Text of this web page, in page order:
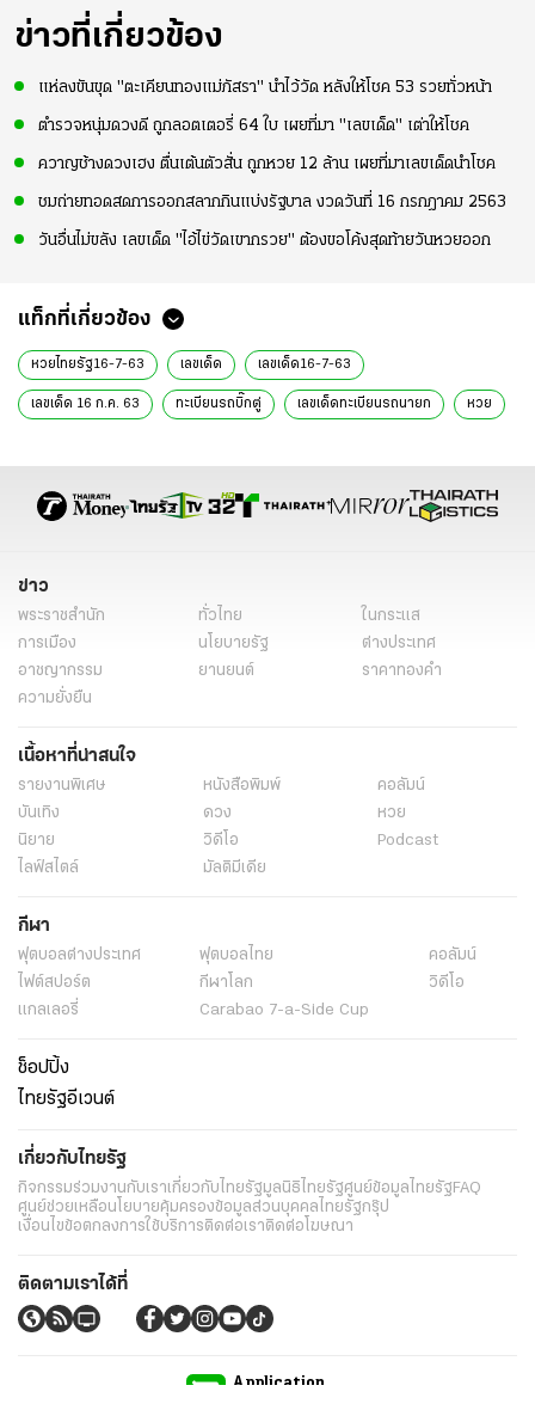
ข่าวที่เกี่ยวข้อง
แห่ลงขันขุด "ตะเคียนทองแม่ภัสรา" นำไว้วัด หลังให้โชค 53 รวยทั่วหน้า
ตำรวจหนุ่มดวงดี ถูกลอตเตอรี่ 64 ใบ เผยที่มา "เลขเด็ด" เต่าให้โชค
ควาญช้างดวงเฮง ตื่นเต้นตัวสั่น ถูกหวย 12 ล้าน เผยที่มาเลขเด็ดนำโชค
ชมถ่ายทอดสดการออกสลากกินแบ่งรัฐบาล งวดวันที่ 16 กรกฎาคม 2563
วันอื่นไม่ขลัง เลขเด็ด "ไอ้ไข่วัดเขากรวย" ต้องขอโค้งสุดท้ายวันหวยออก
แท็กที่เกี่ยวข้อง
หวยไทยรัฐ16-7-63 เลขเด็ด เลขเด็ด16-7-63
เลขเด็ด 16 ก.ค. 63 ทะเบียนรถบิ๊กตู่ เลขเด็ดทะเบียนรถนายก หวย
ข่าว
พระราชสำนัก ทั่วไทย
ในกระแส
การเมือง
นโยบายรัฐ
ต่างประเทศ
อาชญากรรม
ยานยนต์
ราคาทองคำ
ความยั่งยืน
เนื้อหาที่น่าสนใจ
รายงานพิเศษ หนังสือพิมพ์
คอลัมน์
บันเทิง
ดวง
หวย
นิยาย
วิดีโอ
Podcast
ไลฟ์สไตล์
มัลติมีเดีย
กีฬา
ฟุตบอลต่่างประเทศ ฟุตบอลไทย
คอลัมน์
ไฟต์สปอร์ต
กีฬาโลก
วิดีโอ
แกลเลอรี่
Carabao 7-a-Side Cup
ช็อปปิ้ง
ไทยรัฐอีเวนต์
เกี่ยวกับไทยรัฐ
กิจกรรมร่วมงานกับเราเกี่ยวกับไทยรัฐมูลนิธิไทยรัฐศูนย์ข้อมูลไทยรัฐFAQ
ศูนย์ช่วยเหลือนโยบายคุ้มครองข้อมูลส่วนบุคคลไทยรัฐกรุ๊ป
เงื่อนไขข้อตกลงการใช้บริการติดต่อเราติดต่อโฆษณา
ติดตามเราได้ที่
Application